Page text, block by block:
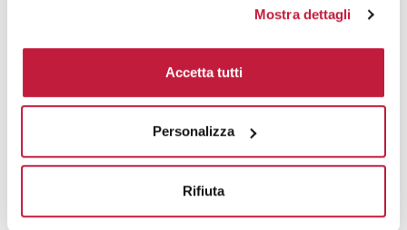
Mostra dettagli
Accetta tutti
Personalizza
Rifiuta
Area di personalizzazione
Domande e risposte
Prodotti alternativi